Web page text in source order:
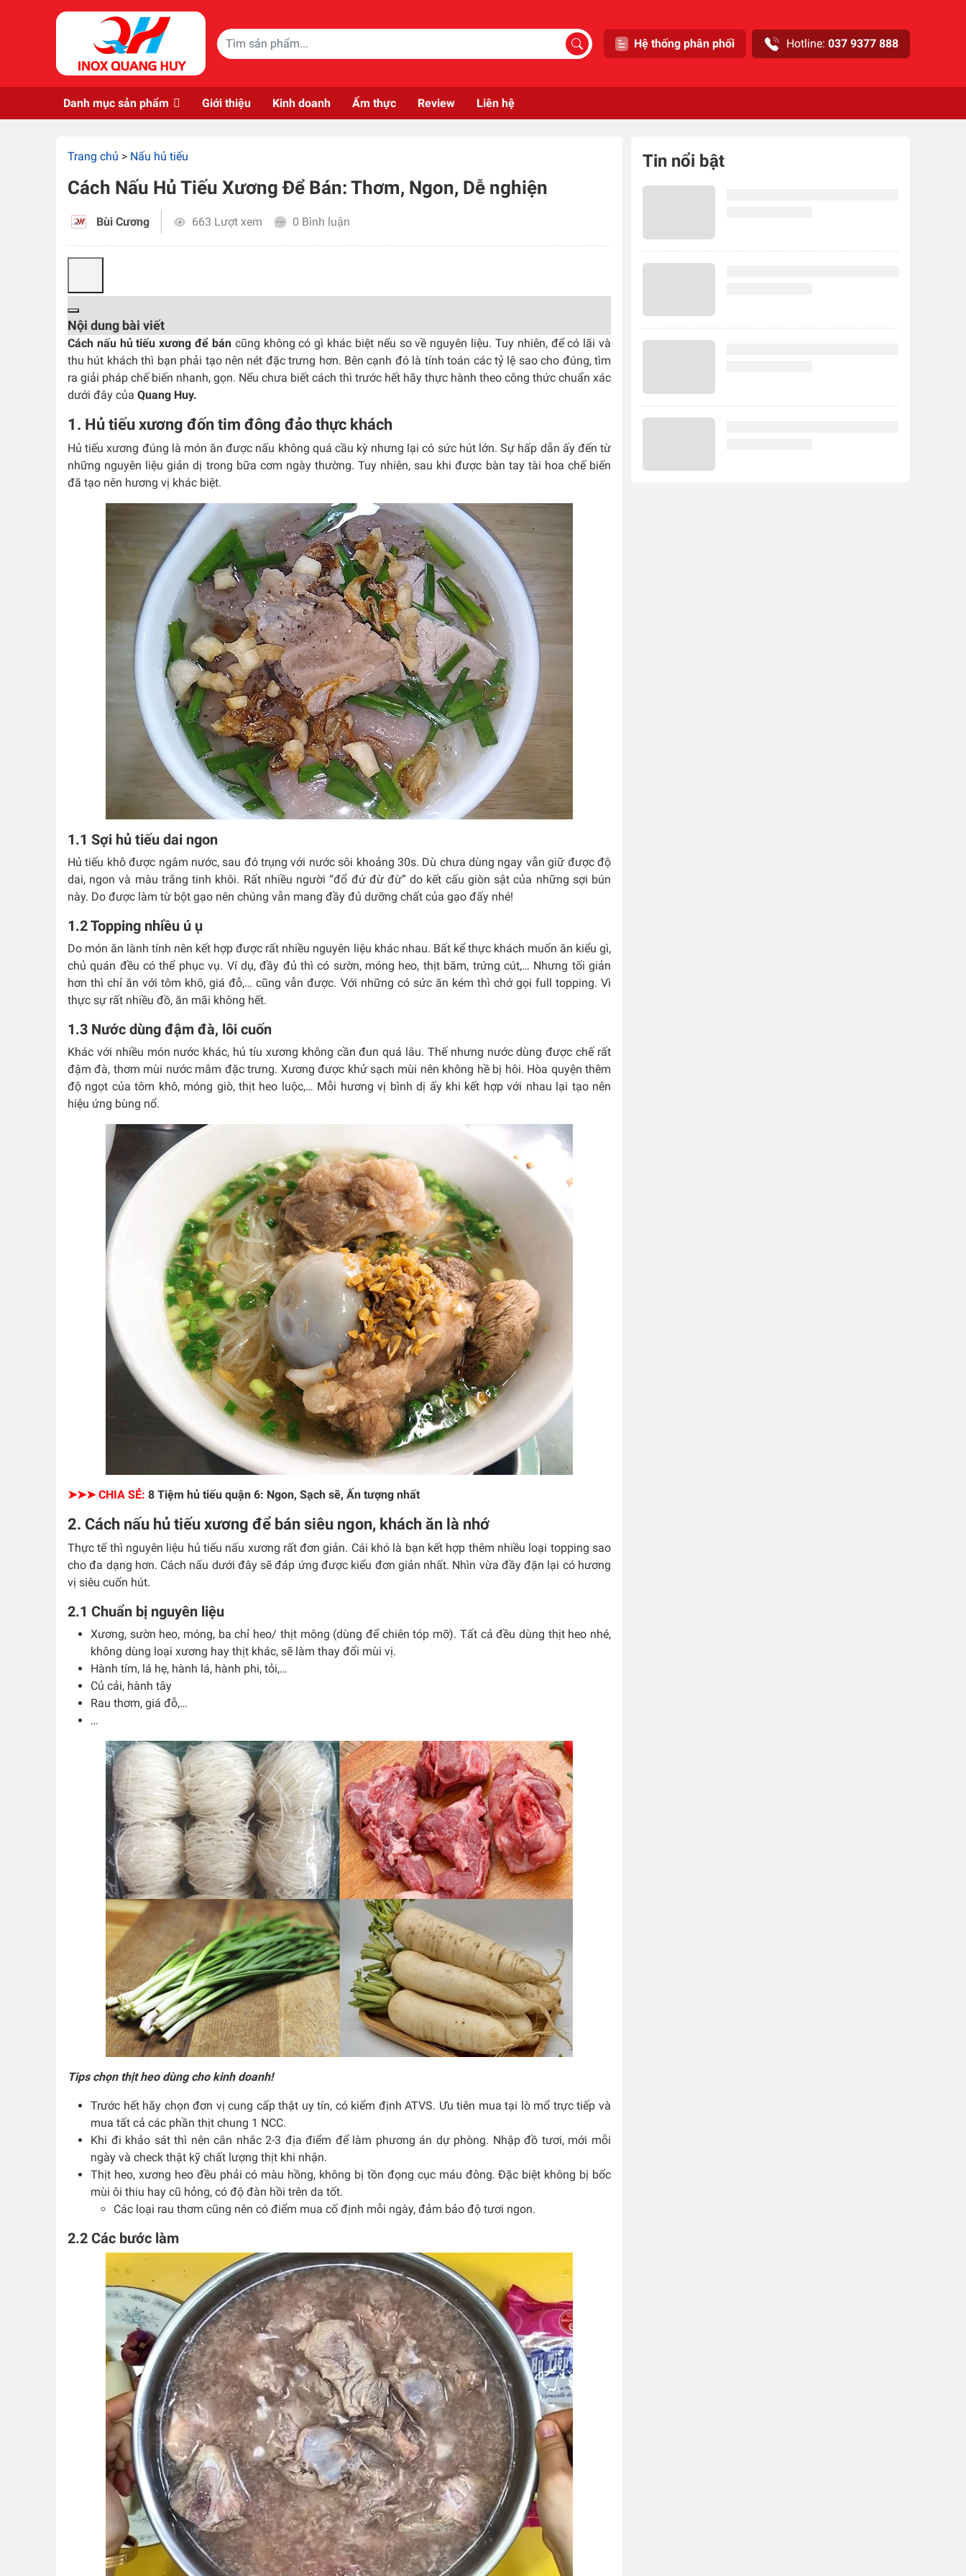
Hệ thống phân phối Hotline: 037 9377 888
Danh mục sản phẩm Giới thiệu Kinh doanh Ẩm thực Review Liên hệ
Trang chủ > Nấu hủ tiếu
Cách Nấu Hủ Tiếu Xương Để Bán: Thơm, Ngon, Dễ nghiện
Bùi Cương 663 Lượt xem 0 Bình luận
Nội dung bài viết
Cách nấu hủ tiếu xương để bán cũng không có gì khác biệt nếu so về nguyên liệu. Tuy nhiên, để có lãi và
thu hút khách thì bạn phải tạo nên nét đặc trưng hơn. Bên cạnh đó là tính toán các tỷ lệ sao cho đúng, tìm
ra giải pháp chế biến nhanh, gọn. Nếu chưa biết cách thì trước hết hãy thực hành theo công thức chuẩn xác
dưới đây của Quang Huy.
1. Hủ tiếu xương đốn tim đông đảo thực khách
Hủ tiếu xương đúng là món ăn được nấu không quá cầu kỳ nhưng lại có sức hút lớn. Sự hấp dẫn ấy đến từ
những nguyên liệu giản dị trong bữa cơm ngày thường. Tuy nhiên, sau khi được bàn tay tài hoa chế biến
đã tạo nên hương vị khác biệt.
1.1 Sợi hủ tiếu dai ngon
Hủ tiếu khô được ngâm nước, sau đó trụng với nước sôi khoảng 30s. Dù chưa dùng ngay vẫn giữ được độ
dai, ngon và màu trắng tinh khôi. Rất nhiều người “đổ đứ đừ đừ” do kết cấu giòn sật của những sợi bún
này. Do được làm từ bột gạo nên chúng vẫn mang đầy đủ dưỡng chất của gạo đấy nhé!
1.2 Topping nhiều ú ụ
Do món ăn lành tính nên kết hợp được rất nhiều nguyên liệu khác nhau. Bất kể thực khách muốn ăn kiểu gì,
chủ quán đều có thể phục vụ. Ví dụ, đầy đủ thì có sườn, móng heo, thịt băm, trứng cút,… Nhưng tối giản
hơn thì chỉ ăn với tôm khô, giá đỗ,… cũng vẫn được. Với những có sức ăn kém thì chớ gọi full topping. Vì
thực sự rất nhiều đồ, ăn mãi không hết.
1.3 Nước dùng đậm đà, lôi cuốn
Khác với nhiều món nước khác, hủ tíu xương không cần đun quá lâu. Thế nhưng nước dùng được chế rất
đậm đà, thơm mùi nước mắm đặc trưng. Xương được khử sạch mùi nên không hề bị hôi. Hòa quyện thêm
độ ngọt của tôm khô, móng giò, thịt heo luộc,… Mỗi hương vị bình dị ấy khi kết hợp với nhau lại tạo nên
hiệu ứng bùng nổ.
➤➤➤ CHIA SẺ: 8 Tiệm hủ tiếu quận 6: Ngon, Sạch sẽ, Ấn tượng nhất
2. Cách nấu hủ tiếu xương để bán siêu ngon, khách ăn là nhớ
Thực tế thì nguyên liệu hủ tiếu nấu xương rất đơn giản. Cái khó là bạn kết hợp thêm nhiều loại topping sao
cho đa dạng hơn. Cách nấu dưới đây sẽ đáp ứng được kiểu đơn giản nhất. Nhìn vừa đầy đặn lại có hương
vị siêu cuốn hút.
2.1 Chuẩn bị nguyên liệu
Xương, sườn heo, móng, ba chỉ heo/ thịt mông (dùng để chiên tóp mỡ). Tất cả đều dùng thịt heo nhé,
không dùng loại xương hay thịt khác, sẽ làm thay đổi mùi vị.
Hành tím, lá hẹ, hành lá, hành phi, tỏi,…
Củ cải, hành tây
Rau thơm, giá đỗ,…
…
Tips chọn thịt heo dùng cho kinh doanh!
Trước hết hãy chọn đơn vị cung cấp thật uy tín, có kiểm định ATVS. Ưu tiên mua tại lò mổ trực tiếp và
mua tất cả các phần thịt chung 1 NCC.
Khi đi khảo sát thì nên cân nhắc 2-3 địa điểm để làm phương án dự phòng. Nhập đồ tươi, mới mỗi
ngày và check thật kỹ chất lượng thịt khi nhận.
Thịt heo, xương heo đều phải có màu hồng, không bị tồn đọng cục máu đông. Đặc biệt không bị bốc
mùi ôi thiu hay cũ hỏng, có độ đàn hồi trên da tốt.
Các loại rau thơm cũng nên có điểm mua cố định mỗi ngày, đảm bảo độ tươi ngon.
2.2 Các bước làm
Tin nổi bật